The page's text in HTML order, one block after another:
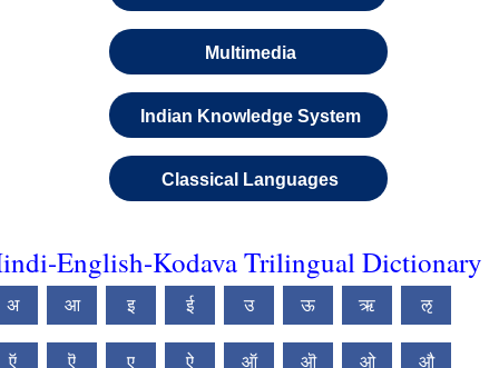
Multimedia
Indian Knowledge System
Classical Languages
English-Kodava Trilingual Dictionary
अ आ इ ई उ ऊ ऋ ऌ
ऍ ऎ ए ऐ ऑ ऒ ओ औ